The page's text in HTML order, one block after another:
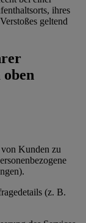
ihres
geltend
oben
Kunden zu
(z. B.